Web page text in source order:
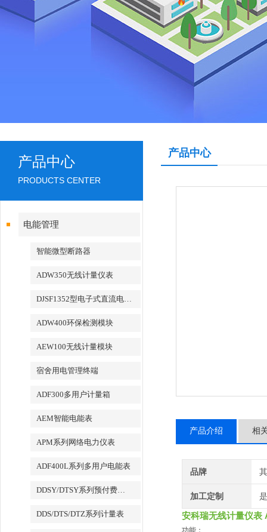
产品中心
PRODUCTS CENTER
电能管理
智能微型断路器
ADW350无线计量仪表
DJSF1352型电子式直流电能表
ADW400环保检测模块
AEW100无线计量模块
宿舍用电管理终端
ADF300多用户计量箱
AEM智能电能表
APM系列网络电力仪表
ADF400L系列多用户电能表
DDSY/DTSY系列预付费电表
DDS/DTS/DTZ系列计量表
产品中心
产品介绍 相
品牌
加工定制 是
安科瑞无线计量仪表
功能：